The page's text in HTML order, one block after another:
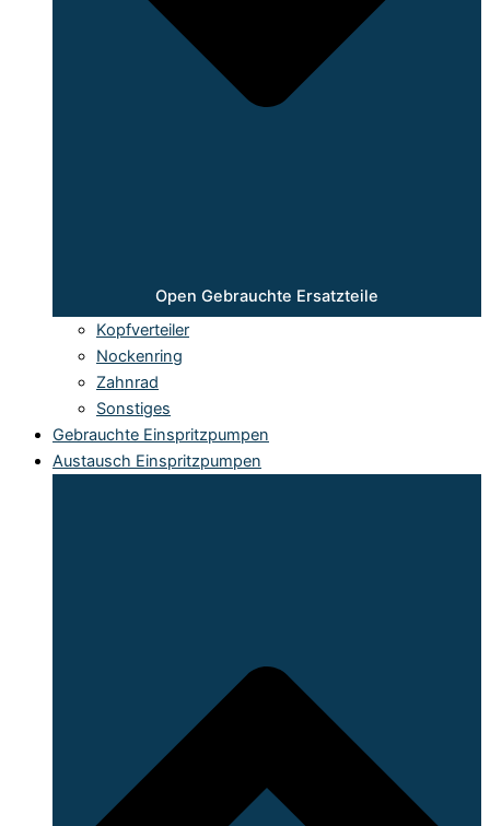
Open Gebrauchte Ersatzteile
Kopfverteiler
Nockenring
Zahnrad
Sonstiges
Gebrauchte Einspritzpumpen
Austausch Einspritzpumpen